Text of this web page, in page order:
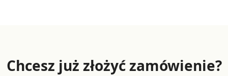
Chcesz już złożyć zamówienie?